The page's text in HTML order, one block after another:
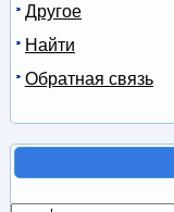
Другое
Найти
Обратная связь